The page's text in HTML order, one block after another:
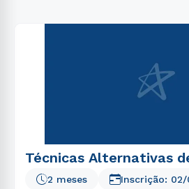
Técnicas Alternativas
2 meses Inscrição: 02/